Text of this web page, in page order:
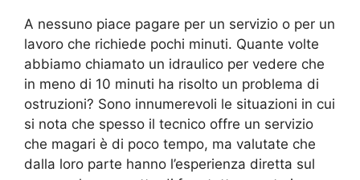
A nessuno piace pagare per un servizio o per un
lavoro che richiede pochi minuti. Quante volte
abbiamo chiamato un idraulico per vedere che
in meno di 10 minuti ha risolto un problema di
ostruzioni? Sono innumerevoli le situazioni in cui
si nota che spesso il tecnico offre un servizio
che magari è di poco tempo, ma valutate che
dalla loro parte hanno l’esperienza diretta sul